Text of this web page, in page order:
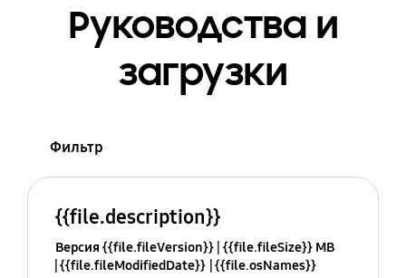
Руководства и
загрузки
Фильтр
{{file.description}}
Версия {{file.fileVersion}} {{file.fileSize}} MB
{{file.fileModifiedDate}} {{file.osNames}}